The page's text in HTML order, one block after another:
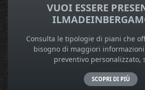
VUOI ESSERE
Consulta le tipologie di piani che
bisogno di maggiori
preventivo personalizzato,
SCOPRI DI PIÙ